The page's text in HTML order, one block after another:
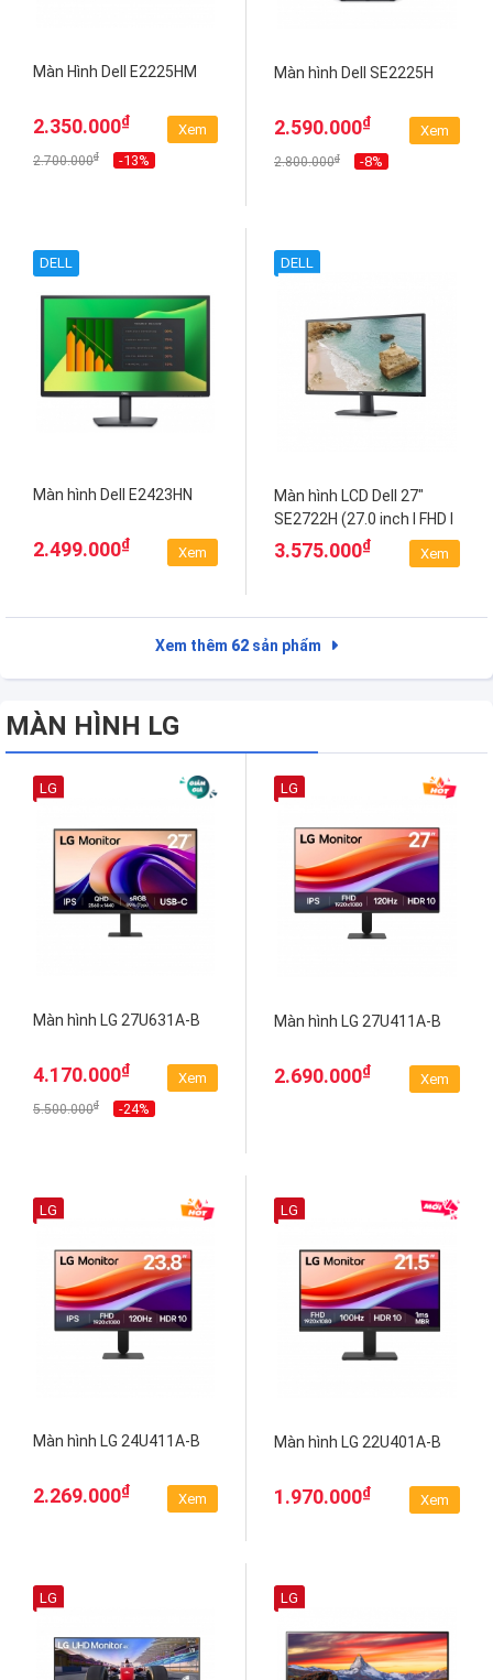
Màn Hình Dell E2225HM
2.350.000₫
2.700.000₫ -13%
Xem
Màn hình Dell SE2225H
2.590.000₫
2.800.000₫ -8%
Xem
DELL
Màn hình Dell E2423HN
2.499.000₫
Xem
DELL
Màn hình LCD Dell 27"
SE2722H (27.0 inch I FHD I
VA I 75Hz I 4ms I
3.575.000₫
Xem
Xem thêm 62 sản phẩm
MÀN HÌNH LG
LG
Màn hình LG 27U631A-B
4.170.000₫
5.500.000₫ -24%
Xem
LG
Màn hình LG 27U411A-B
2.690.000₫
Xem
LG
Màn hình LG 24U411A-B
2.269.000₫
Xem
LG
Màn hình LG 22U401A-B
1.970.000₫
Xem
LG LG